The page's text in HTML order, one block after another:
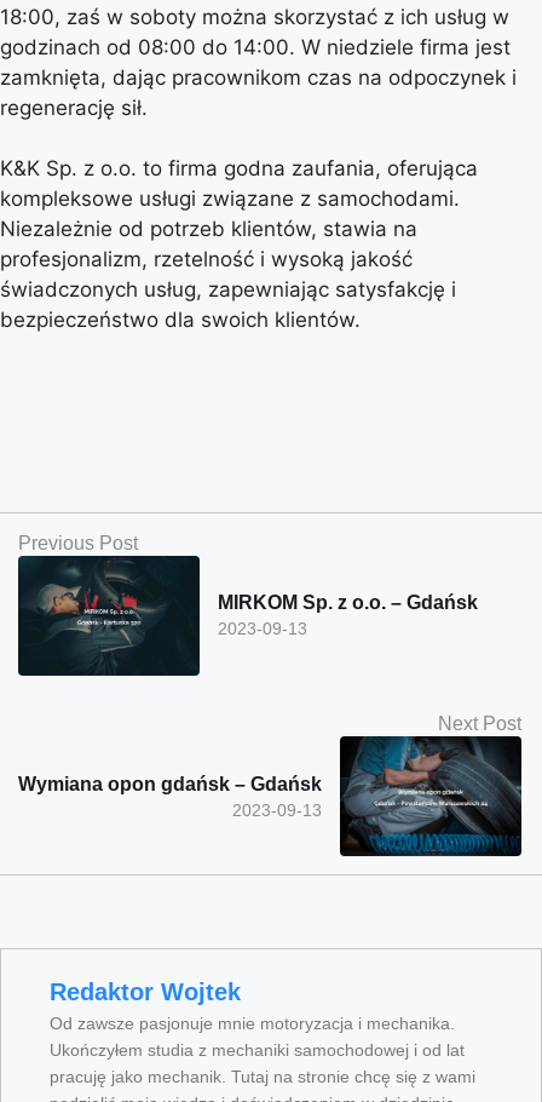
18:00, zaś w soboty można skorzystać z ich usług w
godzinach od 08:00 do 14:00. W niedziele firma jest
zamknięta, dając pracownikom czas na odpoczynek i
regenerację sił.
K&K Sp. z o.o. to firma godna zaufania, oferująca
kompleksowe usługi związane z samochodami.
Niezależnie od potrzeb klientów, stawia na
profesjonalizm, rzetelność i wysoką jakość
świadczonych usług, zapewniając satysfakcję i
bezpieczeństwo dla swoich klientów.
Previous Post
2023-09-13
MIRKOM Sp. z o.o. – Gdańsk
Next Post
2023-09-13
Wymiana opon gdańsk – Gdańsk
Redaktor Wojtek
Od zawsze pasjonuje mnie motoryzacja i mechanika.
Ukończyłem studia z mechaniki samochodowej i od lat
pracuję jako mechanik. Tutaj na stronie chcę się z wami